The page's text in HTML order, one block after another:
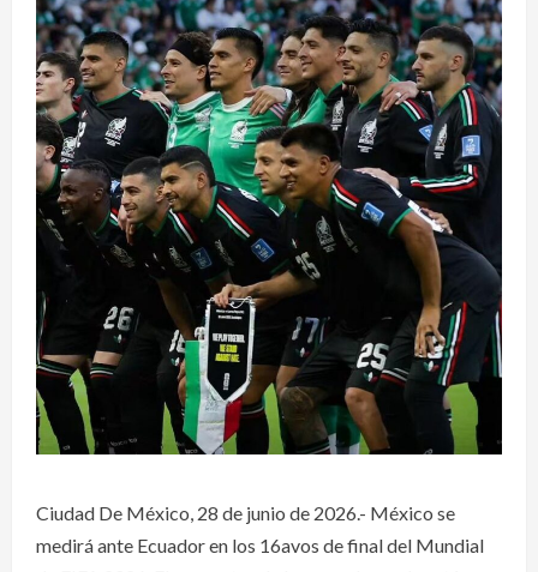
Ciudad De México, 28 de junio de 2026.- México se
medirá ante Ecuador en los 16avos de final del Mundial